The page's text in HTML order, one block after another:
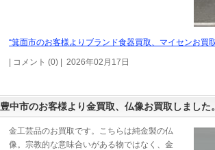
“箕面市のお客様よりブランド食器買取、マイセンお買
| コメント (0) | 2026年02月17日
豊中市のお客様より金買取、仏像お買取しました。
金工芸品のお買取です。こちらは純金製の仏
像。宗教的な意味合いがある物ではなく、金